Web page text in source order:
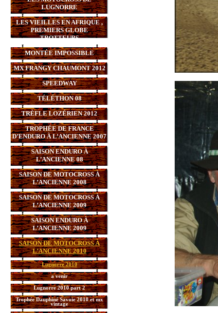
LUGNORRE
LES VIEILLES EN AFRIQUE ,
PREMIERS GLOBE
TROTTEURS
MONTÉE IMPOSSIBLE
MX FRANGY CHAUMONT 2012
SPEEDWAY
TÉLÉTHON 08
TRÈFLE LOZÉRIEN 2012
TROPHÉE DE FRANCE
D’ENDURO À L’ANCIENNE 2007
SAISON ENDURO À
L’ANCIENNE 08
SAISON DE MOTOCROSS À
L’ANCIENNE 2008
SAISON DE MOTOCROSS À
L’ANCIENNE 2009
SAISON ENDURO À
L’ANCIENNE 2009
SAISON DE MOTOCROSS À
L’ANCIENNE 2010
Lugnorre 2010
a venir
Lugnorre 2010 part 2
Trophée Dauphiné Savoie 2010 et mx
vintage